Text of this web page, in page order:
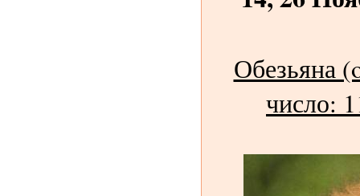
Обезьяна
число: